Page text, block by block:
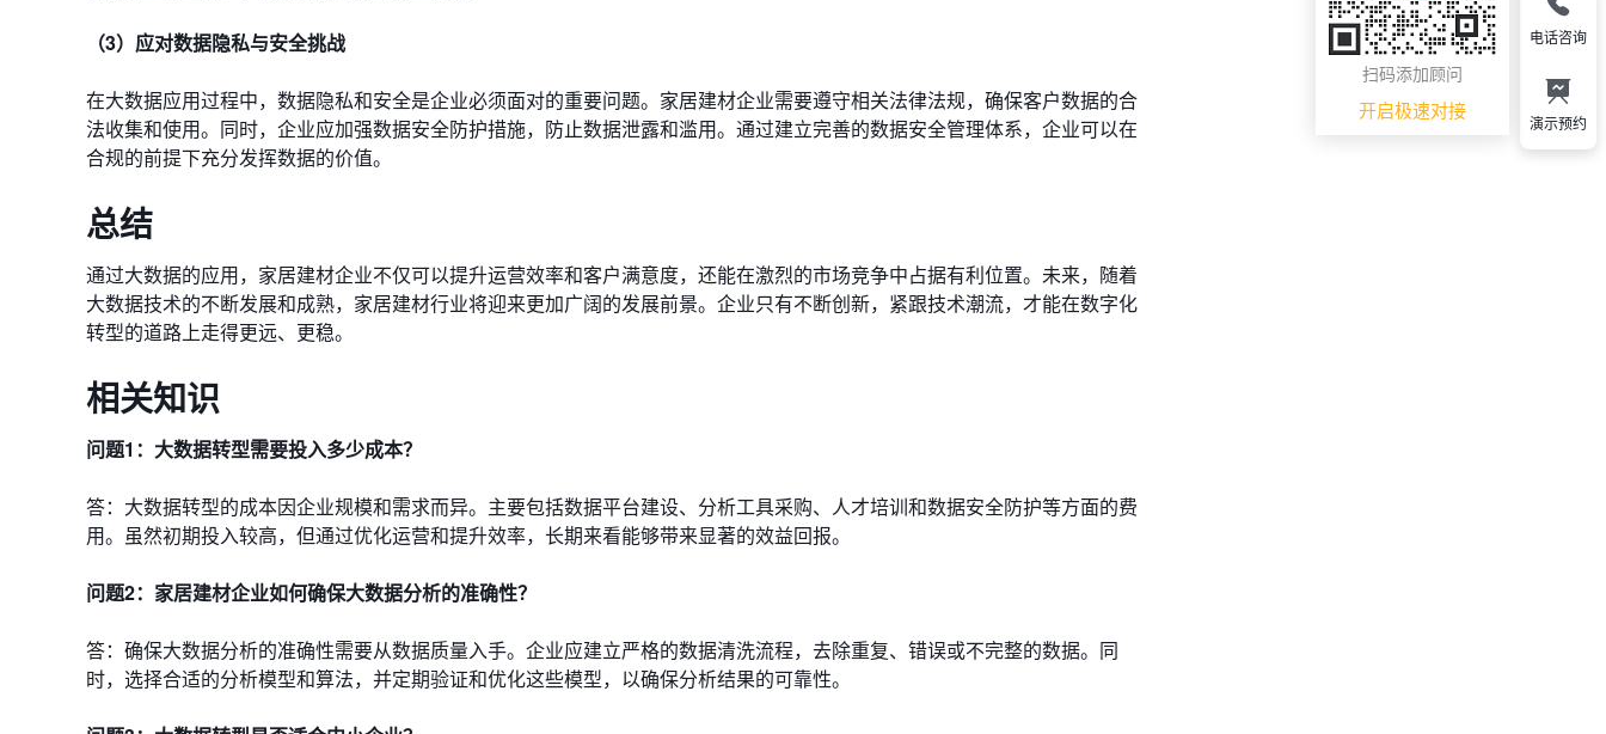
（3）应对数据隐私与安全挑战
在大数据应用过程中，数据隐私和安全是企业必须面对的重要问题。家居建材企业需要遵守相关法律法规，确保客户数据的合
法收集和使用。同时，企业应加强数据安全防护措施，防止数据泄露和滥用。通过建立完善的数据安全管理体系，企业可以在
合规的前提下充分发挥数据的价值。
总结
通过大数据的应用，家居建材企业不仅可以提升运营效率和客户满意度，还能在激烈的市场竞争中占据有利位置。未来，随着
大数据技术的不断发展和成熟，家居建材行业将迎来更加广阔的发展前景。企业只有不断创新，紧跟技术潮流，才能在数字化
转型的道路上走得更远、更稳。
相关知识
问题1：大数据转型需要投入多少成本？
答：大数据转型的成本因企业规模和需求而异。主要包括数据平台建设、分析工具采购、人才培训和数据安全防护等方面的费
用。虽然初期投入较高，但通过优化运营和提升效率，长期来看能够带来显著的效益回报。
问题2：家居建材企业如何确保大数据分析的准确性？
答：确保大数据分析的准确性需要从数据质量入手。企业应建立严格的数据清洗流程，去除重复、错误或不完整的数据。同
时，选择合适的分析模型和算法，并定期验证和优化这些模型，以确保分析结果的可靠性。
扫码添加顾问
开启极速对接
电话咨询
演示预约